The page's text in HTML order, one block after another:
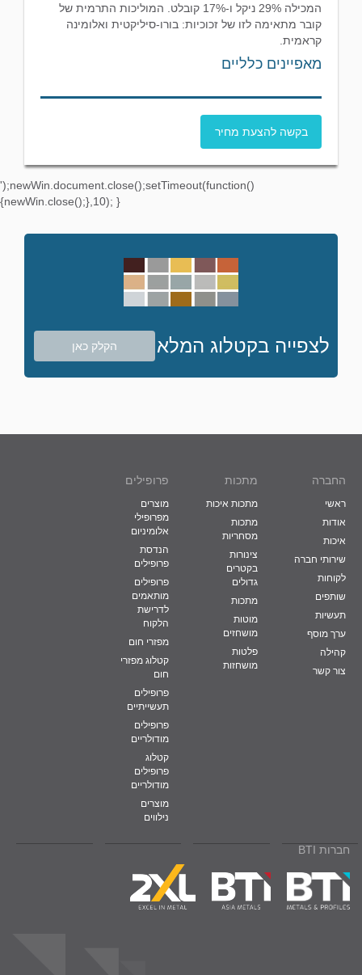
המכילה 29% ניקל ו-17% קובלט. המוליכות התרמית של
קובר מתאימה לזו של זכוכיות: בורו-סיליקטית ואלומינה
קראמית.
מאפיינים כלליים
בקשה להצעת מחיר
');newWin.document.close();setTimeout(function()
{newWin.close();},10); }
לצפייה בקטלוג המלא הקלק כאן
החברה
ראשי
אודות
איכות
שירותי חברה
לקוחות
שותפים
תעשיות
ערך מוסף
קהילה
צור קשר
מתכות
מתכות איכות
מתכות
מסחריות
צינורות
בקטרים
גדולים
מתכות
מוטות
מושחזים
פלטות
מושחזות
פרופילים
מוצרים
מפרופילי
אלומיניום
הנדסת
פרופילים
פרופילים
מותאמים
לדרישת
הלקוח
מפזרי חום
קטלוג מפזרי
חום
פרופילים
תעשייתיים
פרופילים
מודולריים
קטלוג
פרופילים
מודולריים
מוצרים
נילווים
חברות BTI